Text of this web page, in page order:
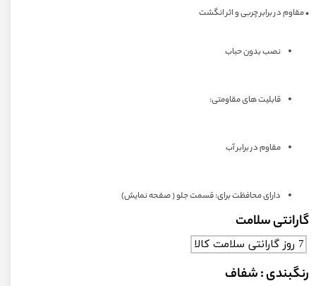
• مقاوم در برابر چربی و اثر انگشت
نصب بدون حباب
قابلیت های مقاومتی:
مقاوم در برابر آب
دارای محافظت برای: قسمت جلو ( صفحه نمایش)
گارانتی سلامت
7 روز گارانتی سلامت کالا
رنگبندی: شفاف